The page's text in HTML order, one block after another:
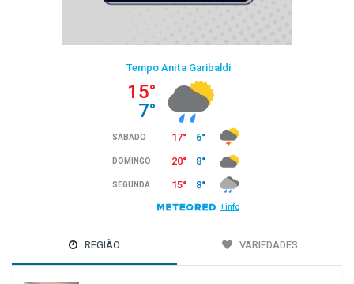
REGIÃO VARIEDADES